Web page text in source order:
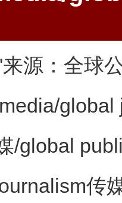
源：全球
/global
传